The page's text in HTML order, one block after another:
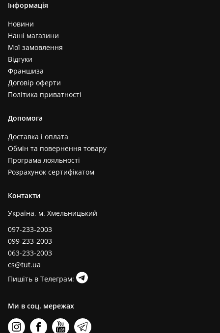
Інформація
Новини
Наші магазини
Мої замовлення
Відгуки
Франшиза
Договір оферти
Політика приватності
Допомога
Доставка і оплата
Обмін та повернення товару
Програма лояльності
Розрахунок сертифікатом
Контакти
Україна, м. Хмельницький
097-233-2003
099-233-2003
063-233-2003
cs@tut.ua
Пишіть в Телеграм:
Ми в соц. мережах